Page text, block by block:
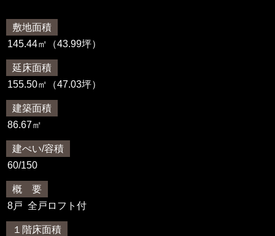
敷地面積
145.44㎡（43.99坪）
延床面積
155.50㎡（47.03坪）
建築面積
86.67㎡
建ぺい/容積
60/150
概 要
8戸 全戸ロフト付
１階床面積